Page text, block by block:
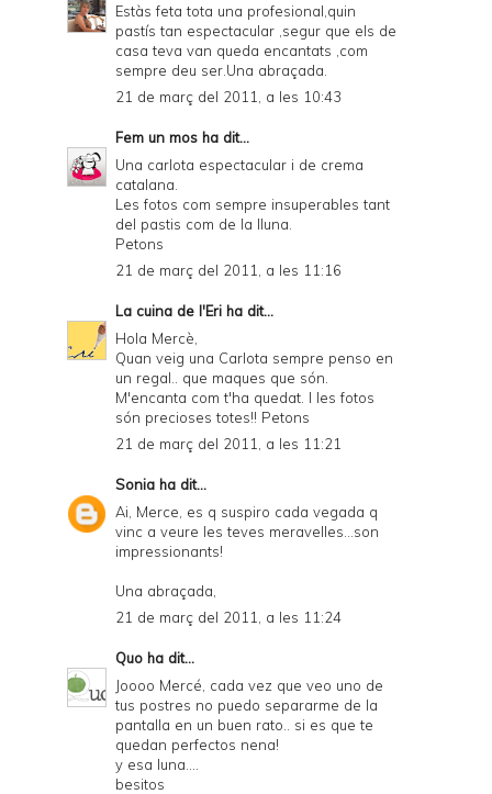
Estàs feta tota una profesional,quin
pastís tan espectacular ,segur que els de
casa teva van queda encantats ,com
sempre deu ser.Una abraçada.
21 de març del 2011, a les 10:43
Fem un mos ha dit...
Una carlota espectacular i de crema
catalana.
Les fotos com sempre insuperables tant
del pastis com de la lluna.
Petons
21 de març del 2011, a les 11:16
La cuina de l'Eri ha dit...
Hola Mercè,
Quan veig una Carlota sempre penso en
un regal.. que maques que són.
M'encanta com t'ha quedat. I les fotos
són precioses totes!! Petons
21 de març del 2011, a les 11:21
Sonia ha dit...
Ai, Merce, es q suspiro cada vegada q
vinc a veure les teves meravelles...son
impressionants!
Una abraçada,
21 de març del 2011, a les 11:24
Quo ha dit...
Joooo Mercé, cada vez que veo uno de
tus postres no puedo separarme de la
pantalla en un buen rato.. si es que te
quedan perfectos nena!
y esa luna....
besitos